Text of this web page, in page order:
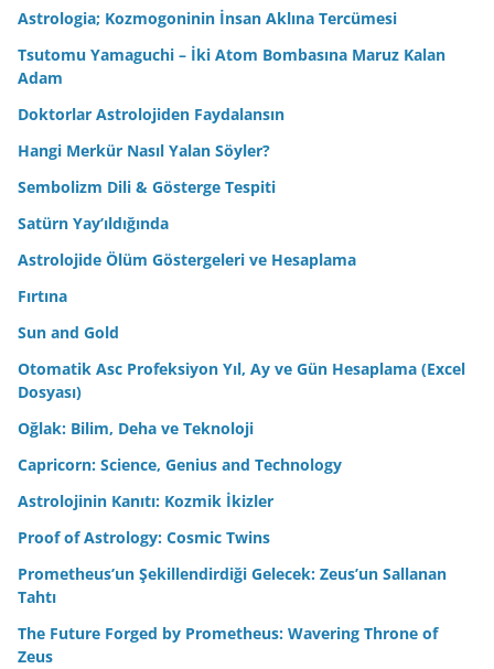
Astrologia; Kozmogoninin İnsan Aklına Tercümesi
Tsutomu Yamaguchi – İki Atom Bombasına Maruz Kalan
Adam
Doktorlar Astrolojiden Faydalansın
Hangi Merkür Nasıl Yalan Söyler?
Sembolizm Dili & Gösterge Tespiti
Satürn Yay’ıldığında
Astrolojide Ölüm Göstergeleri ve Hesaplama
Fırtına
Sun and Gold
Otomatik Asc Profeksiyon Yıl, Ay ve Gün Hesaplama (Excel
Dosyası)
Oğlak: Bilim, Deha ve Teknoloji
Capricorn: Science, Genius and Technology
Astrolojinin Kanıtı: Kozmik İkizler
Proof of Astrology: Cosmic Twins
Prometheus’un Şekillendirdiği Gelecek: Zeus’un Sallanan
Tahtı
The Future Forged by Prometheus: Wavering Throne of
Zeus